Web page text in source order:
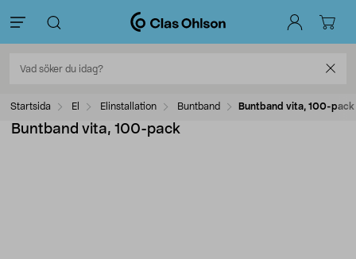
Startsida El Elinstallation Buntband Buntband vita, 100-pack
Buntband vita, 100-pack